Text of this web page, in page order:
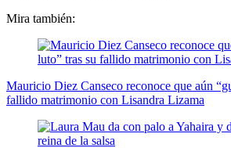
Mira también:
Mauricio Diez Canseco reconoce que aún
fallido matrimonio con Lisandra Lizama